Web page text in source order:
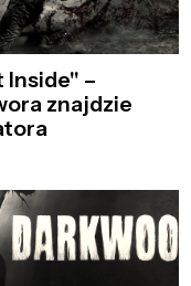
Inside" –
znajdzie